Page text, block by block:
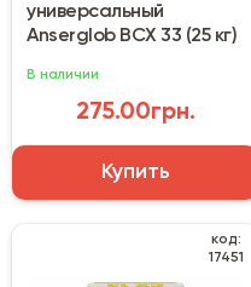
универсальный
Anserglob BCX 33 (25 кг)
В наличии
275.00грн.
Купить
код:
17451